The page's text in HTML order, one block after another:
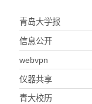
青岛大学报
信息公开
webvpn
仪器共享
青大校历